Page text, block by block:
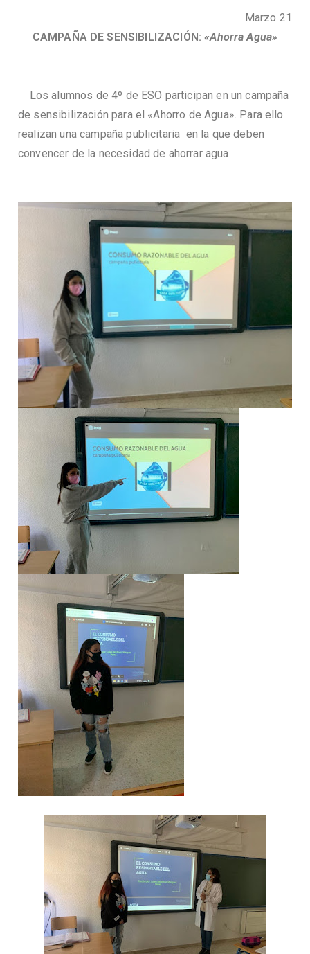
Marzo 21
CAMPAÑA DE SENSIBILIZACIÓN: «Ahorra Agua»
Los alumnos de 4º de ESO participan en un campaña
de sensibilización para el «Ahorro de Agua». Para ello
realizan una campaña publicitaria en la que deben
convencer de la necesidad de ahorrar agua.